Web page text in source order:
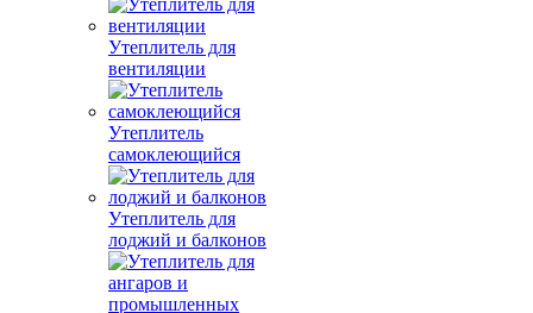
Утеплитель для
вентиляции
Утеплитель
самоклеющийся
Утеплитель для
лоджий и балконов